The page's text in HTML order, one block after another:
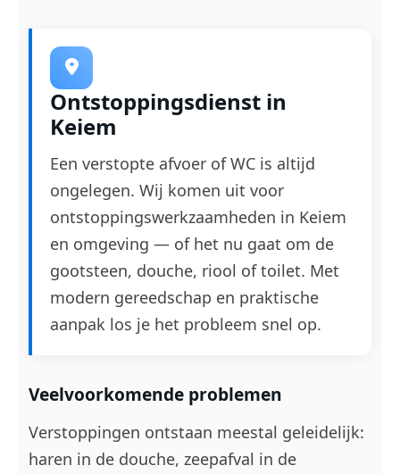
Ontstoppingsdienst in
Keiem
Een verstopte afvoer of WC is altijd
ongelegen. Wij komen uit voor
ontstoppingswerkzaamheden in Keiem
en omgeving — of het nu gaat om de
gootsteen, douche, riool of toilet. Met
modern gereedschap en praktische
aanpak los je het probleem snel op.
Veelvoorkomende problemen
Verstoppingen ontstaan meestal geleidelijk:
haren in de douche, zeepafval in de